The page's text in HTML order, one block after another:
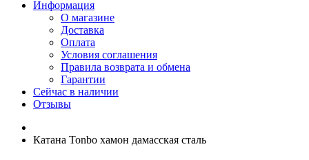
Информация
О магазине
Доставка
Оплата
Условия соглашения
Правила возврата и обмена
Гарантии
Сейчас в наличии
Отзывы
Катана Tonbo хамон дамасская сталь